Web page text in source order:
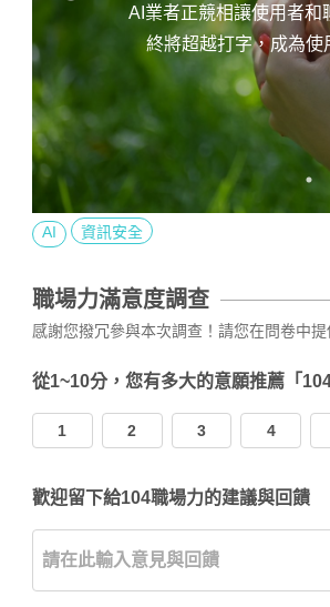
AI業者正競相讓使用者和
終將超越打字，成為使
AI 資訊安全
職場力滿意度調查
感謝您撥冗參與本次調查！請您在問卷中
從1~10分，您有多大的意願推薦「
1 2 3 4
歡迎留下給104職場力的建議與回饋